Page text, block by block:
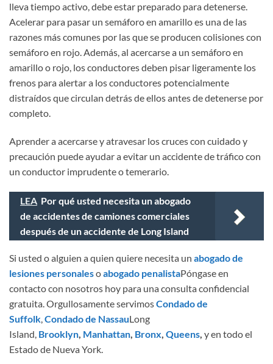
lleva tiempo activo, debe estar preparado para detenerse.
Acelerar para pasar un semáforo en amarillo es una de las
razones más comunes por las que se producen colisiones con
semáforo en rojo. Además, al acercarse a un semáforo en
amarillo o rojo, los conductores deben pisar ligeramente los
frenos para alertar a los conductores potencialmente
distraídos que circulan detrás de ellos antes de detenerse por
completo.
Aprender a acercarse y atravesar los cruces con cuidado y
precaución puede ayudar a evitar un accidente de tráfico con
un conductor imprudente o temerario.
LEA Por qué usted necesita un abogado
de accidentes de camiones comerciales
después de un accidente de Long Island
Si usted o alguien a quien quiere necesita un abogado de
lesiones personalesoabogado penalistaPóngase en
contacto con nosotros hoy para una consulta confidencial
gratuita. Orgullosamente servimosCondado de
Suffolk Condado de NassauLong
Island, Brooklyn Manhattan Bronx Queens y en todo el
Estado de Nueva York.